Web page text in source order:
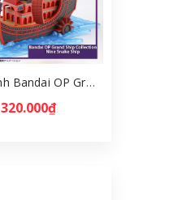
Mô hình Bandai OP Grand Ship Collection Nine Snake Ship [GBD] [MKB]
320.000₫